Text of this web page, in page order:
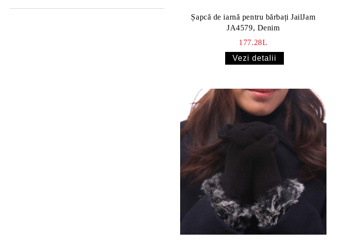
Șapcă de iarnă pentru bărbați JailJam
JA4579, Denim
177.28L
Vezi detalii